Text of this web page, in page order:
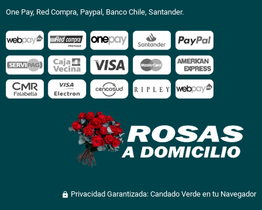
One Pay, Red Compra, Paypal, Banco Chile, Santander.
lock Privacidad Garantizada: Candado Verde en tu Navegador